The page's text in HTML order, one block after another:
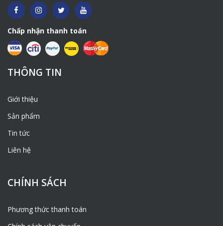
Chấp nhận thanh toán
THÔNG TIN
Giới thiệu
Sản phẩm
Tin tức
Liên hệ
CHÍNH SÁCH
Phương thức thanh toán